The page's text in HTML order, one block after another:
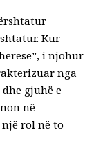
Kur
, i njohur
nga
gjuhë e
në
rol në to